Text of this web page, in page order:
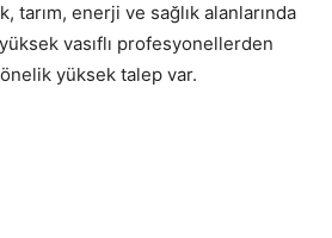
tarım, enerji ve sağlık alanlarında
vasıflı profesyonellerden
yüksek talep var.